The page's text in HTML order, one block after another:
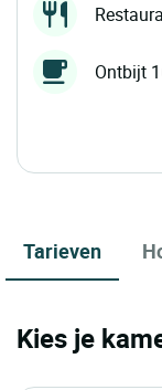
Ontbijt
Tarieven
Kies je